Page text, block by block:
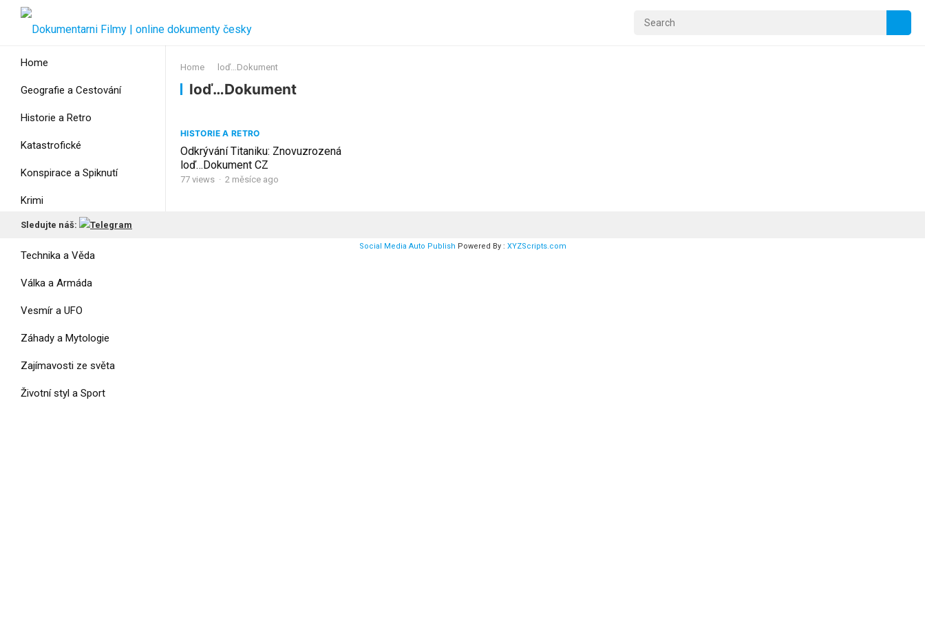
Home
Geografie a Cestování
Historie a Retro
Katastrofické
Konspirace a Spiknutí
Krimi
Myšlení
Technika a Věda
Válka a Armáda
Vesmír a UFO
Záhady a Mytologie
Zajímavosti ze světa
Životní styl a Sport
Home loď…Dokument
loď…Dokument
HISTORIE A RETRO
Odkrývání Titaniku: Znovuzrozená
loď…Dokument CZ
77 views · 2 měsíce ago
Sledujte náš:
Social Media Auto Publish Powered By : XYZScripts.com